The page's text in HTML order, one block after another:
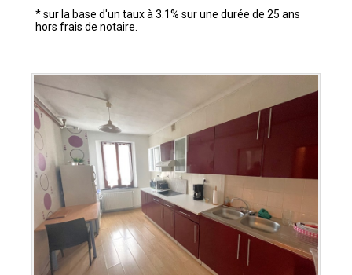
* sur la base d'un taux à 3.1% sur une durée de 25 ans
hors frais de notaire.